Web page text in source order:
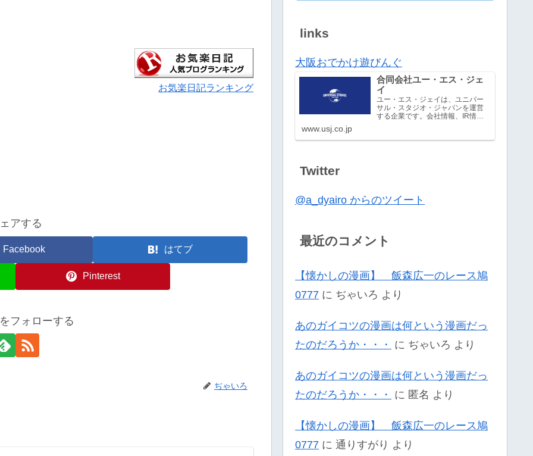
お気楽日記ランキング
アする
Facebook はてブ
Pinterest
フォローする
ぢゃいろ
links
大阪おでかけ遊びんぐ
合同会社ユー・エス・ジェ
イ
ユー・エス・ジェイは、ユニバー
サル・スタジオ・ジャパンを運営
する企業です。会社情報、IR情
www.usj.co.jp
Twitter
@a_dyairo からのツイート
最近のコメント
【懐かしの漫画】 飯森広一のレース鳩
0777 に ぢゃいろ より
あのガイコツの漫画は何という漫画だっ
たのだろうか・・・
に ぢゃいろ より
あのガイコツの漫画は何という漫画だっ
たのだろうか・・・
に 匿名 より
【懐かしの漫画】 飯森広一のレース鳩
0777 に 通りすがり より